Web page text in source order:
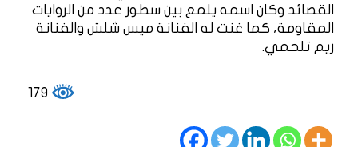
القصائد وكان اسمه يلمع بين سطور عدد من الروايات
المقاومة، كما غنت له الفنانة ميس شلش والفنانة
ريم تلحمي.